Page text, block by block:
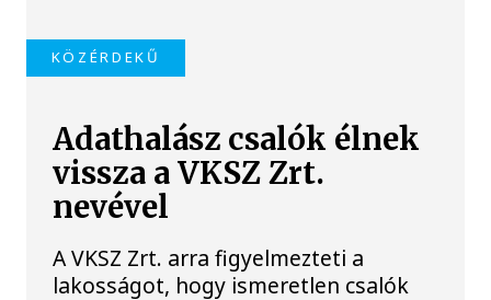
KÖZÉRDEKŰ
Adathalász csalók élnek
vissza a VKSZ Zrt.
nevével
A VKSZ Zrt. arra figyelmezteti a
lakosságot, hogy ismeretlen csalók